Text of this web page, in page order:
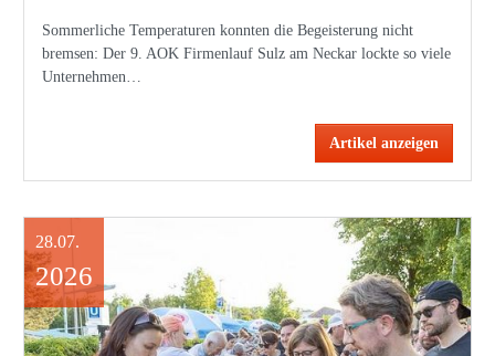
Sommerliche Temperaturen konnten die Begeisterung nicht
bremsen: Der 9. AOK Firmenlauf Sulz am Neckar lockte so viele
Unternehmen…
Artikel anzeigen
28.07.
2026